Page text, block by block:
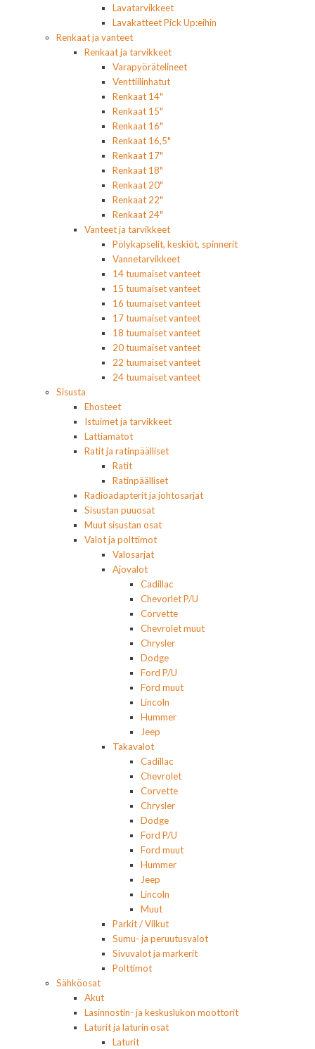
Lavatarvikkeet
Lavakatteet Pick Up:eihin
Renkaat ja vanteet
Renkaat ja tarvikkeet
Varapyörätelineet
Venttiilinhatut
Renkaat 14"
Renkaat 15"
Renkaat 16"
Renkaat 16,5"
Renkaat 17"
Renkaat 18"
Renkaat 20"
Renkaat 22"
Renkaat 24"
Vanteet ja tarvikkeet
Pölykapselit, keskiöt, spinnerit
Vannetarvikkeet
14 tuumaiset vanteet
15 tuumaiset vanteet
16 tuumaiset vanteet
17 tuumaiset vanteet
18 tuumaiset vanteet
20 tuumaiset vanteet
22 tuumaiset vanteet
24 tuumaiset vanteet
Sisusta
Ehosteet
Istuimet ja tarvikkeet
Lattiamatot
Ratit ja ratinpäälliset
Ratit
Ratinpäälliset
Radioadapterit ja johtosarjat
Sisustan puuosat
Muut sisustan osat
Valot ja polttimot
Valosarjat
Ajovalot
Cadillac
Chevorlet P/U
Corvette
Chevrolet muut
Chrysler
Dodge
Ford P/U
Ford muut
Lincoln
Hummer
Jeep
Takavalot
Cadillac
Chevrolet
Corvette
Chrysler
Dodge
Ford P/U
Ford muut
Hummer
Jeep
Lincoln
Muut
Parkit / Vilkut
Sumu- ja peruutusvalot
Sivuvalot ja markerit
Polttimot
Sähköosat
Akut
Lasinnostin- ja keskuslukon moottorit
Laturit ja laturin osat
Laturit